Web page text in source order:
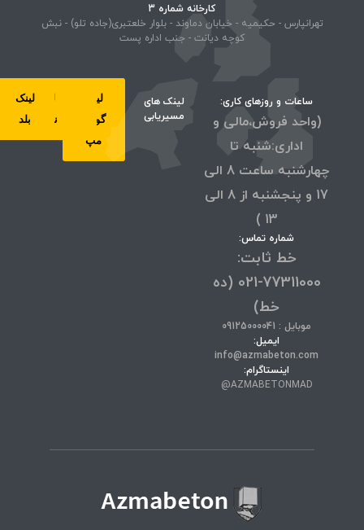
کارخانه شماره 3
تهرانپارس - حکیمیه - خیابان دماوند - بلوار خلعتبری(جاده تلو) - نبش
کوچه دیانت - جنب اداره پست
ساعات و روزهای کاری:
(واحد فروش،مالی و
اداری:شنبه تا
چهارشنبه ساعت 8 الی
17 و پنجشنبه از 8 الی
13 )
شماره تماس:
خط ثابت:
77311000-021 (ده
خط)
موبایل : 09125000041
ایمیل:
info@azmabeton.com
اینستاگرام:
AZMABETONMAD@
لینک های
مسیریابی
لینک
گوگل
مپ
لینک
نشان
لینک
بلد